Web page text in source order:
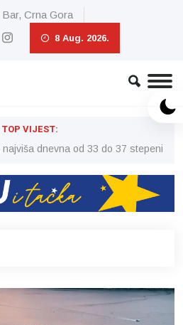
Bar, Crna Gora
8 Aug. 2026.
TOP VIJEST:
dnevna od 33 do 37 stepeni